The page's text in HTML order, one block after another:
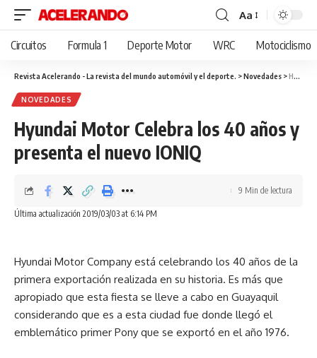
Cambiar
tamaño
fuente
Aa
Circuitos Formula 1 Deporte Motor WRC Motociclismo
Revista Acelerando - La revista del mundo automóvil y el deporte. >Novedades >Hyundai Motor Celebra los 40 años y presenta el nuevo IONIQ
NOVEDADES
Hyundai Motor Celebra los 40 años y
presenta el nuevo IONIQ
Última actualización 2019/03/03 at 6:14 PM
9 Min de lectura
Hyundai Motor Company está celebrando los 40 años de la
primera exportación realizada en su historia. Es más que
apropiado que esta fiesta se lleve a cabo en Guayaquil
considerando que es a esta ciudad fue donde llegó el
emblemático primer Pony que se exportó en el año 1976.